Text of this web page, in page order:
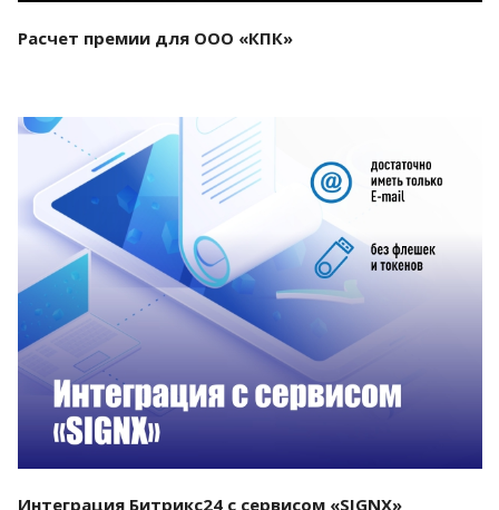
Расчет премии для ООО «КПК»
Смотреть проект
Интеграция Битрикс24 с сервисом «SIGNX»